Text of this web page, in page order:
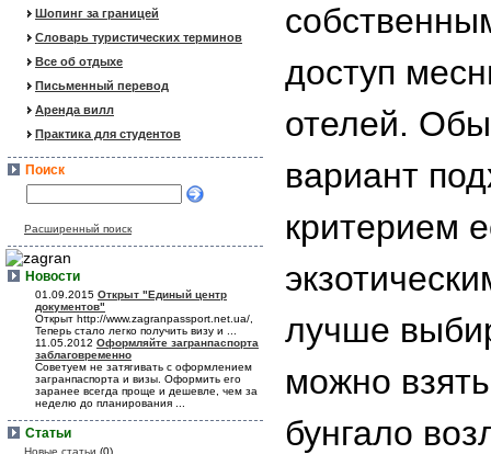
Шопинг за границей
Словарь туристических терминов
Все об отдыхе
Письменный перевод
Аренда вилл
Практика для студентов
Поиск
Расширенный поиск
Новости
01.09.2015 Открыт "Единый центр
документов"
Открыт http://www.zagranpassport.net.ua/,
Теперь стало легко получить визу и ...
11.05.2012 Оформляйте загранпаспорта
заблаговременно
Советуем не затягивать с оформлением
загранпаспорта и визы. Оформить его
заранее всегда проще и дешевле, чем за
неделю до планирования ...
Статьи
Новые статьи (0)
доступ
отелей.
вариант
критерием
лучше
можно
бунгало